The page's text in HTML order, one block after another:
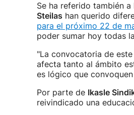
Se ha referido también
Steilas han querido
para el próximo 22 de
poder sumar hoy todas
"La convocatoria de
afecta tanto al ámbito
es lógico que
Por parte de Ikasle
reivindicado una